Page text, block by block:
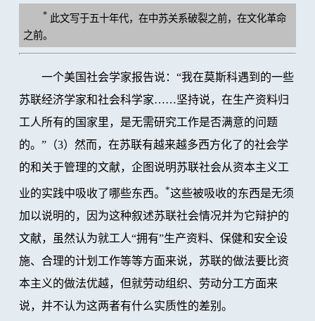
* 此文写于五十年代，在中苏关系破裂之前，在文化革命
之前。
一个美国社会学家报告说：“我在莫斯科遇到的一些
苏联经济学家和社会科学家……坚持说，在生产资料归
工人所有的国家里，是无需研究工作是否满意的问题
的。”（3）然而，在苏联有越来越多西方化了的社会学
的和关于管理的文献，企图说明苏联社会从资本主义工
业的实践中吸收了哪些东西。 *这些被吸收的东西是无须
加以说明的，因为这种叙述苏联社会情况并为它辩护的
文献，虽然认为就工人“拥有”生产资料、保健和安全设
施、合理的计划工作等等方面来说，苏联的做法要比资
本主义的做法优越，但就劳动组织、劳动分工方面来
说，并不认为这两者有什么实质性的差别。